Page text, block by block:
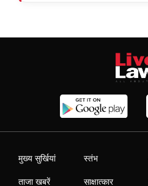
मुख्य सुर्खियां
ताजा खबरें
स्तंभ
साक्षात्कार